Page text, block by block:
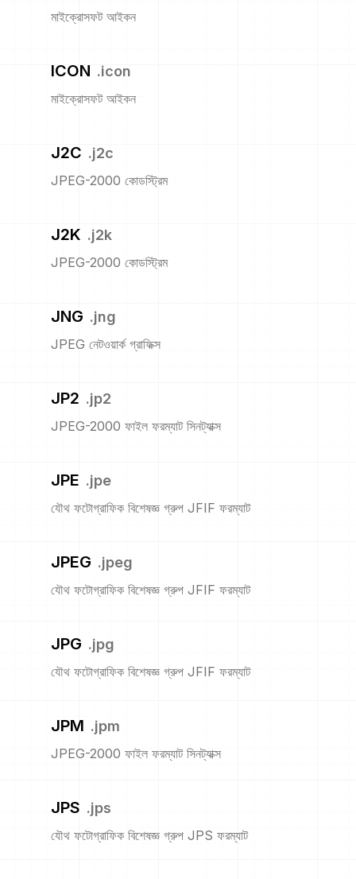
মাইক্রোসফট আইকন
ICON .icon
মাইক্রোসফট আইকন
J2C .j2c
JPEG-2000 কোডস্ট্রিম
J2K .j2k
JPEG-2000 কোডস্ট্রিম
JNG .jng
JPEG নেটওয়ার্ক গ্রাফিক্স
JP2 .jp2
JPEG-2000 ফাইল ফরম্যাট সিনট্যাক্স
JPE .jpe
যৌথ ফটোগ্রাফিক বিশেষজ্ঞ গ্রুপ JFIF ফরম্যাট
JPEG .jpeg
যৌথ ফটোগ্রাফিক বিশেষজ্ঞ গ্রুপ JFIF ফরম্যাট
JPG .jpg
যৌথ ফটোগ্রাফিক বিশেষজ্ঞ গ্রুপ JFIF ফরম্যাট
JPM .jpm
JPEG-2000 ফাইল ফরম্যাট সিনট্যাক্স
JPS .jps
যৌথ ফটোগ্রাফিক বিশেষজ্ঞ গ্রুপ JPS ফরম্যাট